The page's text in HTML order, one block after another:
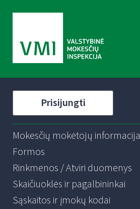
Prisijungti
Mokesčių mokėtojų informacija
Formos
Rinkmenos / Atviri duomenys
Skaičiuoklės ir pagalbininkai
Sąskaitos ir įmokų kodai